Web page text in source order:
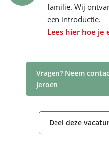
familie. Wij
een introductie.
Lees hier hoe je
Vragen? Neem
Jeroen
Deel deze